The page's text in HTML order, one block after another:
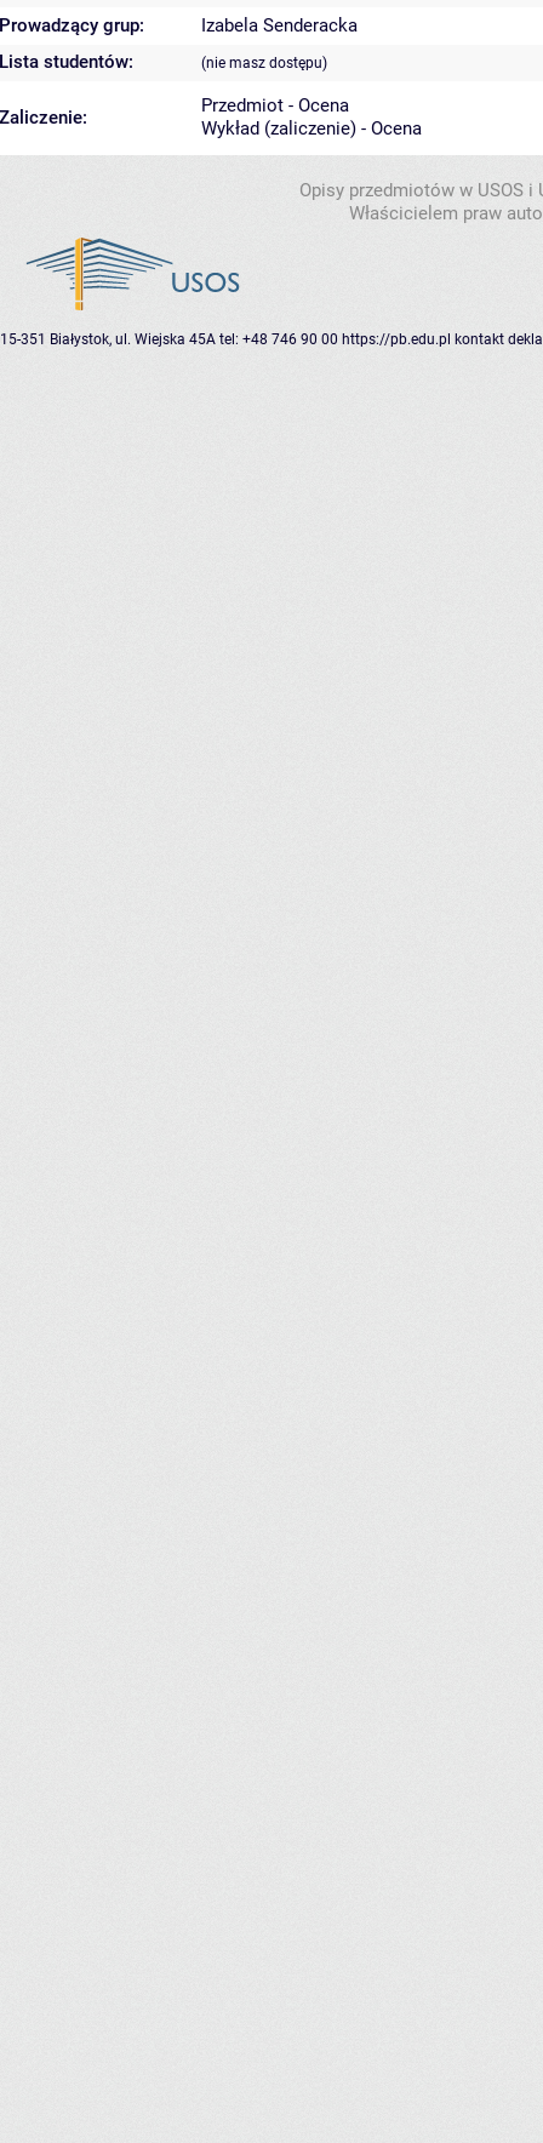
Prowadzący grup:
Izabela Senderacka
Lista studentów:
(nie masz dostępu)
Zaliczenie:
Przedmiot - Ocena
Wykład (zaliczenie) - Ocena
Opisy przedmiotów w USOS
Właścicielem praw
15-351 Białystok, ul. Wiejska 45A tel: +48 746 90 00 https://pb.edu.pl kontakt